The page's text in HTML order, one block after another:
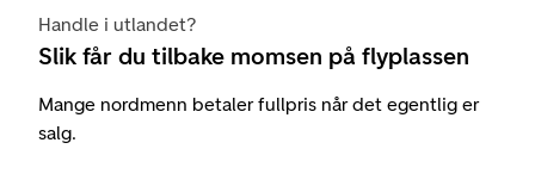
Handle i utlandet?
Slik får du tilbake momsen på flyplassen
Mange nordmenn betaler fullpris når det egentlig er
salg.